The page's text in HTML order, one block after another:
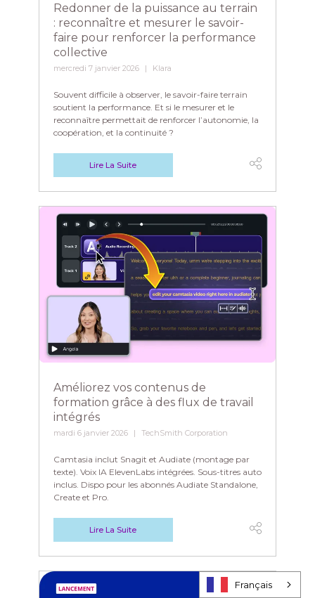
Redonner de la puissance au terrain
: reconnaître et mesurer le savoir-
faire pour renforcer la performance
collective
mercredi 7 janvier 2026 Klara
Souvent difficile à observer, le savoir-faire terrain
soutient la performance. Et si le mesurer et le
reconnaître permettait de renforcer l’autonomie, la
coopération, et la continuité ?
Lire La Suite
Améliorez vos contenus de
formation grâce à des flux de travail
intégrés
mardi 6 janvier 2026 TechSmith Corporation
Camtasia inclut Snagit et Audiate (montage par
texte). Voix IA ElevenLabs intégrées. Sous-titres auto
inclus. Dispo pour les abonnés Audiate Standalone,
Create et Pro.
Lire La Suite
Français